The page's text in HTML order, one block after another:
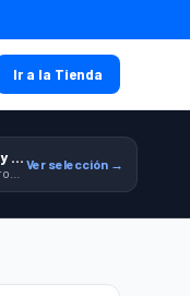
Ir a la Tienda
Jerseys y equipamiento relacionado Ver selección →